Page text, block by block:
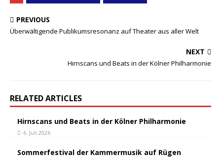
PREVIOUS
Überwältigende Publikumsresonanz auf Theater aus aller Welt
NEXT
Hirnscans und Beats in der Kölner Philharmonie
RELATED ARTICLES
Hirnscans und Beats in der Kölner Philharmonie
6. Juli 2026
Sommerfestival der Kammermusik auf Rügen